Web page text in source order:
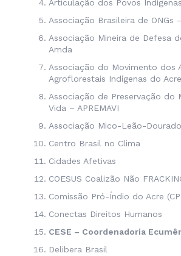
Articulação dos Povos
Associação Brasileira de ONGs
Associação Mineira de Defesa
Amda
Associação do Movimento dos
Agroflorestais Indígenas do
Associação de Preservação do
Vida – APREMAVI
Associação Mico-Leão-Dourado
Centro Brasil no Clima
Cidades Afetivas
COESUS Coalizão Não
Comissão Pró-Índio do Acre
Conectas Direitos Humanos
CESE – Coordenadoria
Delibera Brasil